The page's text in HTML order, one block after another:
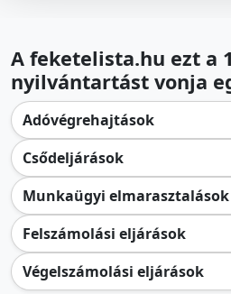
A feketelista.hu ezt a
nyilvántartást vonja
Adóvégrehajtások
Csődeljárások
Munkaügyi elmarasztalások
Felszámolási eljárások
Végelszámolási eljárások